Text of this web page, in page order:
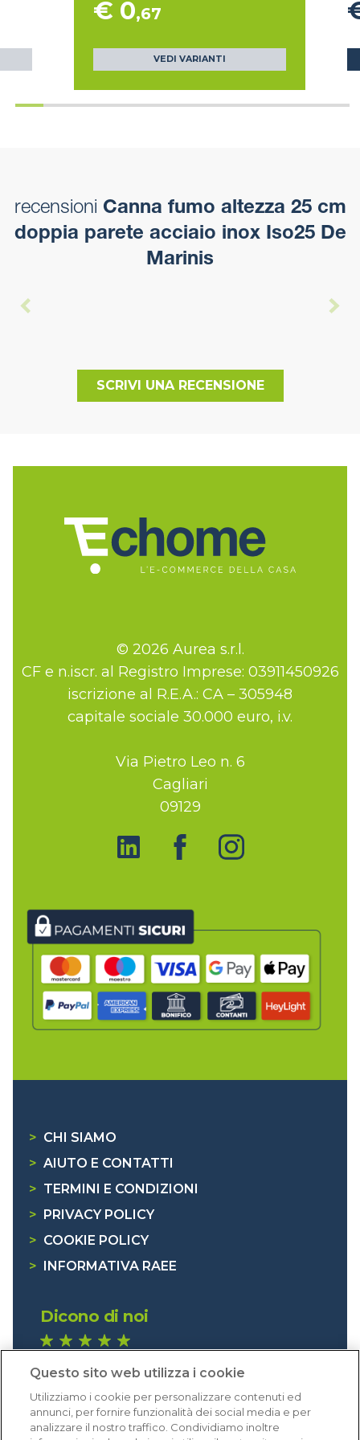
€ 0,67
VEDI VARIANTI
recensioni Canna fumo altezza 25 cm
doppia parete acciaio inox Iso25 De
Marinis
SCRIVI UNA RECENSIONE
© 2026 Aurea s.r.l.
CF e n.iscr. al Registro Imprese: 03911450926
iscrizione al R.E.A.: CA – 305948
capitale sociale 30.000 euro, i.v.
Via Pietro Leo n. 6
Cagliari
09129
> CHI SIAMO
> AIUTO E CONTATTI
> TERMINI E CONDIZIONI
>
PRIVACY POLICY
> COOKIE POLICY
>
INFORMATIVA RAEE
Dicono di noi
Eccellente (4,8)
Acquisti verificati
Questo sito web utilizza i cookie
Utilizziamo i cookie per personalizzare contenuti ed
annunci, per fornire funzionalità dei social media e per
analizzare il nostro traffico. Condividiamo inoltre